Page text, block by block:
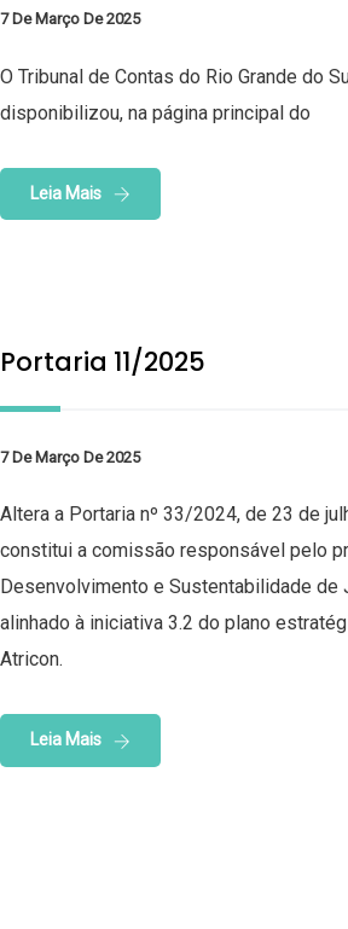
7 De Março De 2025
O Tribunal de Contas do Rio Grande do
disponibilizou, na página principal do
Leia Mais
Portaria 11/2025
7 De Março De 2025
Altera a Portaria nº 33/2024, de 23 de
constitui a comissão responsável pelo
Desenvolvimento e Sustentabilidade de
alinhado à iniciativa 3.2 do plano
Atricon.
Leia Mais